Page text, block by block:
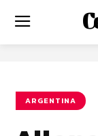
ARGENTINA